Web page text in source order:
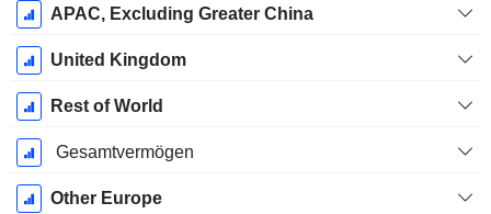
APAC, Excluding Greater China
United Kingdom
Rest of World
Gesamtvermögen
Other Europe